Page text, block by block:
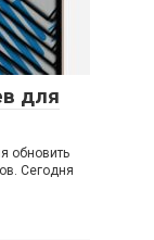
для
обновить
Сегодня